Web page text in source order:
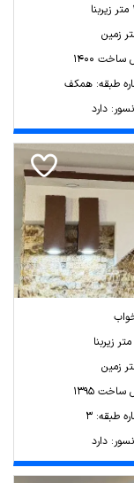
زمین
1400
طبقه: همکف
دارد
زمین
1395
طبقه: 3
دارد